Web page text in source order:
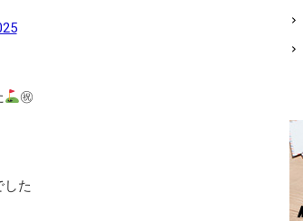
㊗
た